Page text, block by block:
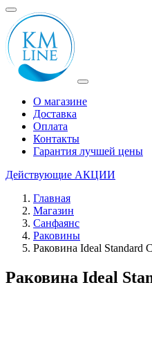
О магазине
Доставка
Оплата
Контакты
Гарантия лучшей цены
Действующие АКЦИИ
Главная
Магазин
Санфаянс
Раковины
Раковина Ideal Standard
Раковина Ideal